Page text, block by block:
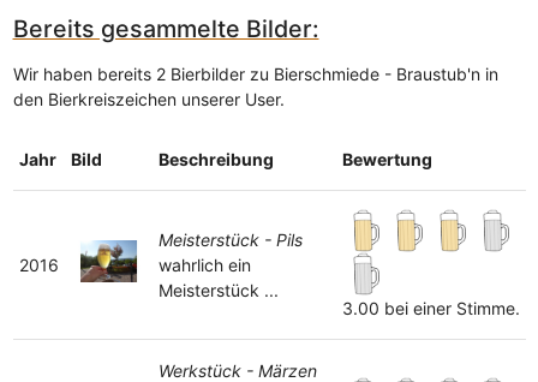
Bereits gesammelte Bilder:
Wir haben bereits 2 Bierbilder zu Bierschmiede - Braustub'n in
den Bierkreiszeichen unserer User.
Jahr Bild Beschreibung Bewertung
2016
Meisterstück - Pils
wahrlich ein
Meisterstück ...
3.00 bei einer Stimme.
Werkstück - Märzen